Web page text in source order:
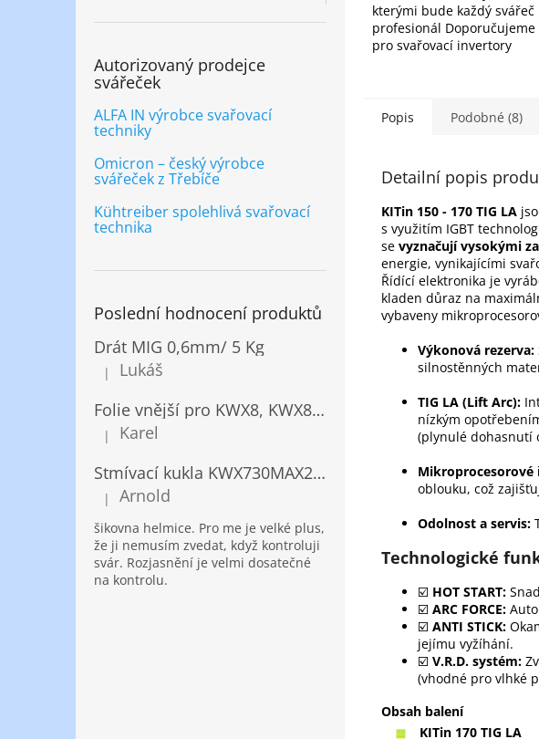
Autorizovaný prodejce
svářeček
ALFA IN výrobce svařovací
techniky
Omicron – český výrobce
svářeček z Třebíče
Kühtreiber spolehlivá svařovací
technika
Poslední hodnocení produktů
Drát MIG 0,6mm/ 5 Kg
Hodnocení produktu je 5 z 5 hvězdiček.
|
Lukáš
Folie vnější pro KWX8, KWX820/ 10ks
Hodnocení produktu je 5 z 5 hvězdiček.
|
Karel
Stmívací kukla KWX730MAX2,5!® + NANOClean
Hodnocení produktu je 5 z 5 hvězdiček.
| Arnold
šikovna helmice. Pro me je velké plus,
že ji nemusím zvedat, když kontroluji
svár. Rozjasnění je velmi dosatečné
na kontrolu.
kterými bude každý svářeč
profesionál Doporučujeme
pro svařovací invertory
Popis Podobné (8)
Detailní popis
KITin 150 - 170 TIG LA
s využitím IGBT
se vyznačují vysokými
energie, vynikajícími
Řídící elektronika je
kladen důraz na
vybaveny
Výkonová rezerva:
silnostěnných
TIG LA (Lift Arc):
nízkým
(plynulé dohasnutí
Mikroprocesorové
oblouku, což
Odolnost a servis:
Technologické
☑️ HOT START:
☑️ ARC FORCE:
☑️ ANTI STICK:
jejímu vyžíhání.
☑️ V.R.D. systém:
(vhodné pro vlhké
Obsah balení
KITin 170 TIG LA